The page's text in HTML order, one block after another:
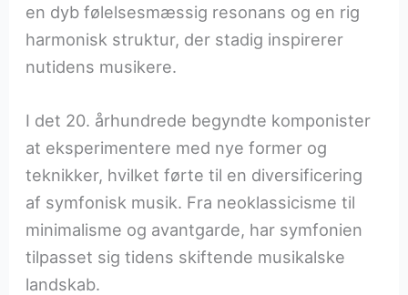
en dyb følelsesmæssig resonans og en rig
harmonisk struktur, der stadig inspirerer
nutidens musikere.
I det 20. århundrede begyndte komponister
at eksperimentere med nye former og
teknikker, hvilket førte til en diversificering
af symfonisk musik. Fra neoklassicisme til
minimalisme og avantgarde, har symfonien
tilpasset sig tidens skiftende musikalske
landskab.